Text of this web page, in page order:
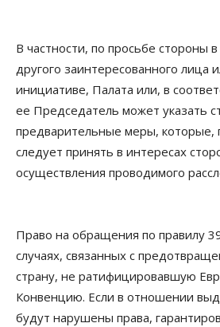
В частности, по просьбе стороны
другого заинтересованного лица
инициативе, Палата или, в
ее Председатель может указать
предварительные меры,
следует принять в интересах
осуществления проводимого
Право на обращения по правилу
случаях, связанных с
страну, не ратифицировавшую
Конвенцию. Если в отношении
будут нарушены права,